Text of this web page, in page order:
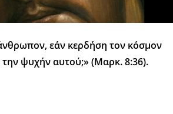
εάν κερδήση τον κόσμον
ψυχήν αυτού;» (Μαρκ. 8:36).